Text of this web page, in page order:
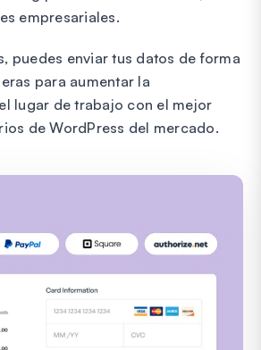
empresariales.
puedes enviar tus datos de forma
para aumentar la
lugar de trabajo con el mejor
de WordPress del mercado.